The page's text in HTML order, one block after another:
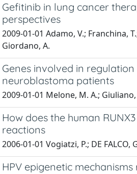
Gefitinib in lung cancer
perspectives
2009-01-01 Adamo, V.; Franchina,
Giordano, A.
Genes involved in
neuroblastoma patients
2009-01-01 Melone, M. A.;
How does the human
reactions
2006-01-01 Vogiatzi, P.; DE FALCO,
HPV epigenetic